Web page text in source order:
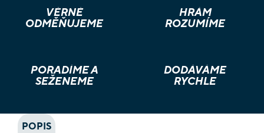
VĚRNÉ
ODMĚŇUJEME
HRÁM
ROZUMÍME
PORADÍME A
SEŽENEME
DODÁVÁME
RYCHLE
POPIS